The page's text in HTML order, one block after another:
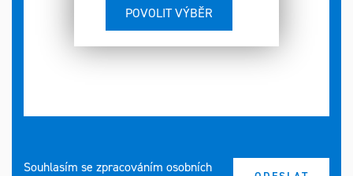
Souhlasím se zpracováním osobních